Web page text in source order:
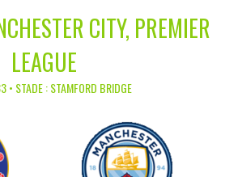
CITY, PREMIER
LEAGUE
• STADE : STAMFORD BRIDGE